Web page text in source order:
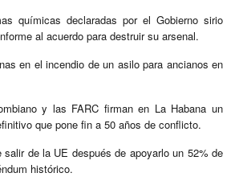
químicas declaradas por el Gobierno sirio
al acuerdo para destruir su arsenal.
en el incendio de un asilo para ancianos en
y las FARC firman en La Habana un
que pone fin a 50 años de conflicto.
salir de la UE después de apoyarlo un 52% de
histórico.